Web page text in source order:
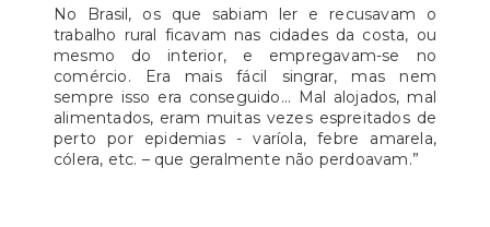
No Brasil, os que sabiam ler e recusavam o
trabalho rural ficavam nas cidades da costa, ou
mesmo do interior, e empregavam-se no
comércio. Era mais fácil singrar, mas nem
sempre isso era conseguido… Mal alojados, mal
alimentados, eram muitas vezes espreitados de
perto por epidemias - varíola, febre amarela,
cólera, etc. – que geralmente não perdoavam.”